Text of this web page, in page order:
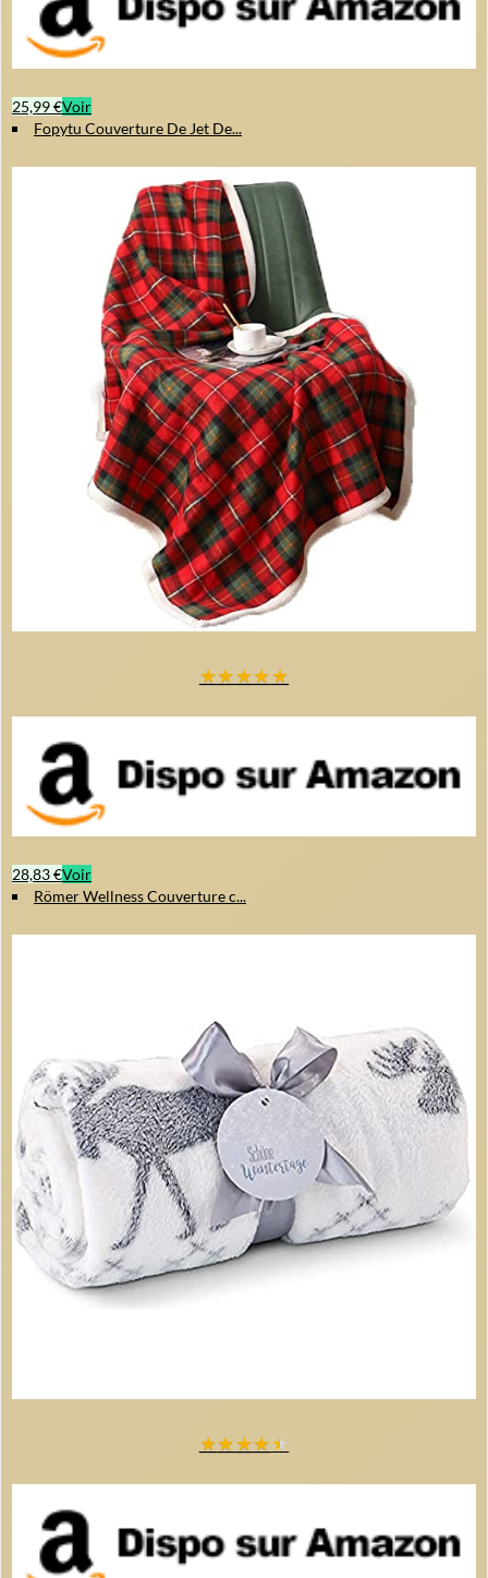
25,99 €Voir
Fopytu Couverture De Jet De...
★★★★★
28,83 €Voir
Römer Wellness Couverture c...
★★★★★